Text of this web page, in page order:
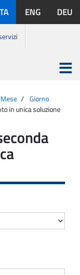
ENG DEU
Apri
menu
Mese
Giorno
in unica soluzione